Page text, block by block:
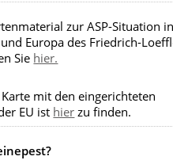
zur ASP-Situation
Europa des Friedrich-
Sie hier.
mit den eingerichteten
EU ist hier zu finden.